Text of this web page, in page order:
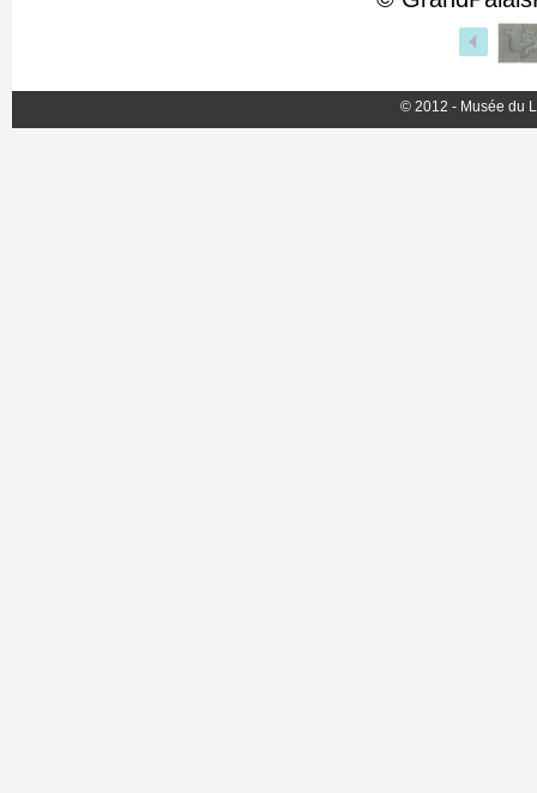
© 2012 - Musée du